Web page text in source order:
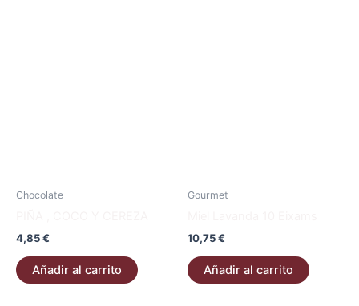
Chocolate
4,85€
Añadir al carrito
Gourmet
10,75€
Añadir al carrito